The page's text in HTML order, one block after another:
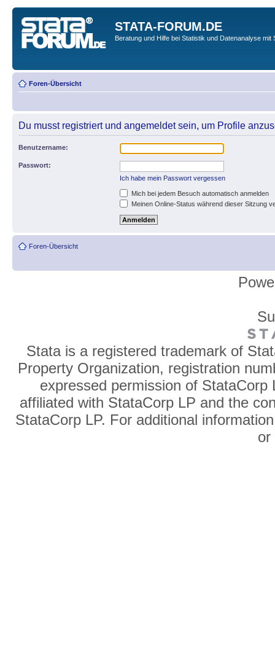
STATA-FORUM.DE
Beratung und Hilfe bei Statistik und Datenanalyse mit
Foren-Übersicht
Du musst registriert und angemeldet sein, um Profile
Benutzername:
Passwort:
Ich habe mein Passwort vergessen
Mich bei jedem Besuch automatisch anmelden
Meinen Online-Status während dieser Sitzung
Foren-Übersicht
Stata is a registered trademark of
Property Organization, registration
expressed permission of
affiliated with StataCorp LP and the
StataCorp LP. For additional
or